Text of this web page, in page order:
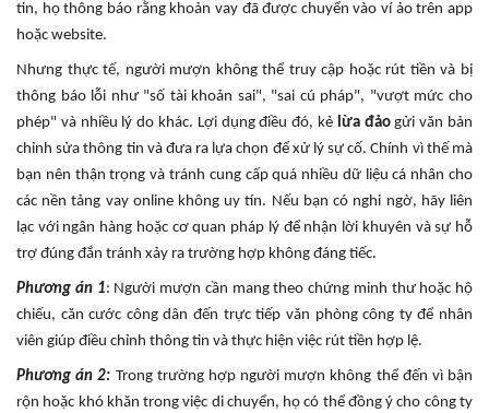
tin, họ thông báo rằng khoản vay đã được chuyển vào ví ảo trên app
hoặc website.
Nhưng thực tế, người mượn không thể truy cập hoặc rút tiền và bị
thông báo lỗi như "số tài khoản sai", "sai cú pháp", "vượt mức cho
phép" và nhiều lý do khác. Lợi dụng điều đó, kẻ lừa đảogửi văn bản
chỉnh sửa thông tin và đưa ra lựa chọn để xử lý sự cố. Chính vì thế mà
bạn nên thận trọng và tránh cung cấp quá nhiều dữ liệu cá nhân cho
các nền tảng vay online không uy tín. Nếu bạn có nghi ngờ, hãy liên
lạc với ngân hàng hoặc cơ quan pháp lý để nhận lời khuyên và sự hỗ
trợ đúng đắn tránh xảy ra trường hợp không đáng tiếc.
Phương án 1: Người mượn cần mang theo chứng minh thư hoặc hộ
chiếu, căn cước công dân đến trực tiếp văn phòng công ty để nhân
viên giúp điều chỉnh thông tin và thực hiện việc rút tiền hợp lệ.
Phương án 2: Trong trường hợp người mượn không thể đến vì bận
rộn hoặc khó khăn trong việc di chuyển, họ có thể đồng ý cho công ty